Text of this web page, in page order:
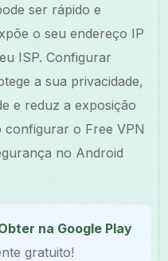
ser rápido e
o seu endereço IP
ISP. Configurar
a sua privacidade,
e reduz a exposição
configurar o Free VPN
no Android
na Google Play
gratuito!